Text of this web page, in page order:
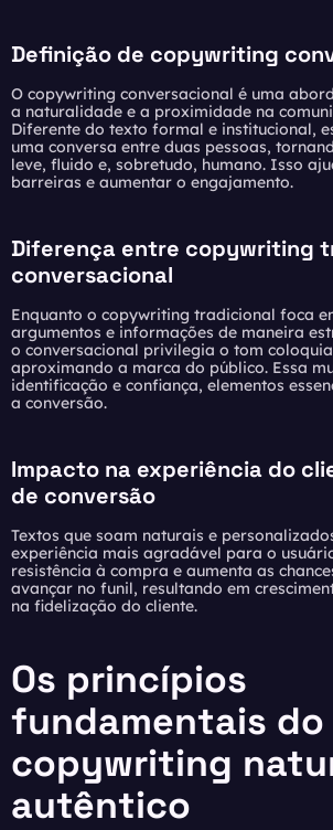
Definição de copywriting
O copywriting conversacional é uma
a naturalidade e a proximidade na
Diferente do texto formal e institucional,
uma conversa entre duas pessoas,
leve, fluido e, sobretudo, humano. Isso
barreiras e aumentar o engajamento.
Diferença entre copywriting
conversacional
Enquanto o copywriting tradicional foca
argumentos e informações de maneira
o conversacional privilegia o tom
aproximando a marca do público. Essa
identificação e confiança, elementos
a conversão.
Impacto na experiência do
de conversão
Textos que soam naturais e
experiência mais agradável para o
resistência à compra e aumenta as
avançar no funil, resultando em
na fidelização do cliente.
Os princípios
fundamentais do
copywriting
autêntico